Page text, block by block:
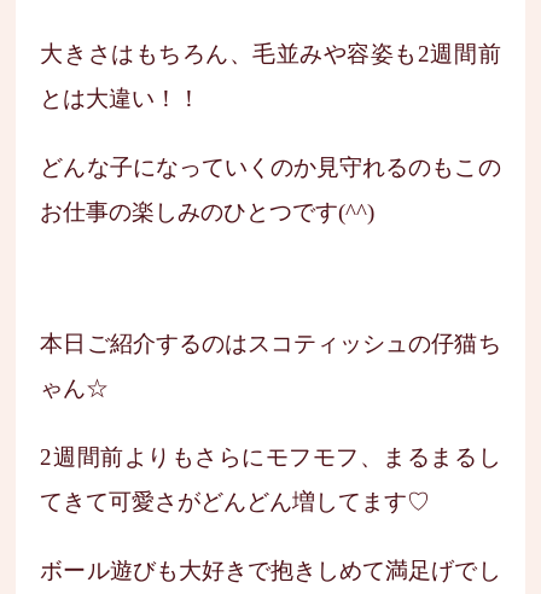
大きさはもちろん、毛並みや容姿も2週間前
とは大違い！！
どんな子になっていくのか見守れるのもこの
お仕事の楽しみのひとつです(^^)
本日ご紹介するのはスコティッシュの仔猫ち
ゃん☆
2週間前よりもさらにモフモフ、まるまるし
てきて可愛さがどんどん増してます♡
ボール遊びも大好きで抱きしめて満足げでし